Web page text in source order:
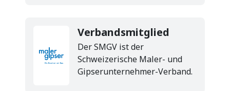
Verbandsmitglied
Der SMGV ist der
Schweizerische Maler- und
Gipserunternehmer-Verband.